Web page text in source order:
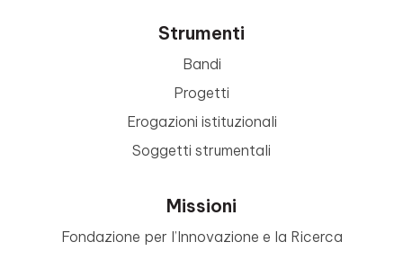
Strumenti
Bandi
Progetti
Erogazioni istituzionali
Soggetti strumentali
Missioni
Fondazione per l’Innovazione e la Ricerca